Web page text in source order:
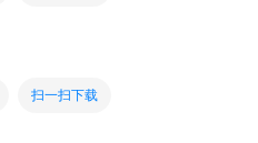
扫一扫下载